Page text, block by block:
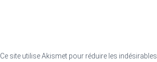
Ce site utilise Akismet pour réduire les indésirables.